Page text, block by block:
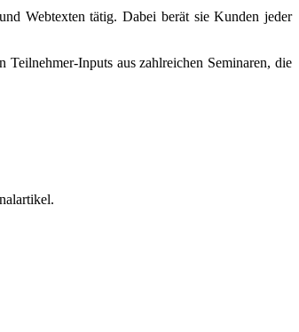
Webtexten tätig. Dabei berät sie Kunden jeder
Inputs aus zahlreichen Seminaren, die